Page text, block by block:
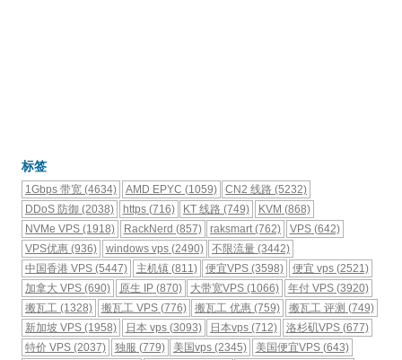
标签
1Gbps 带宽 (4634) AMD EPYC (1059) CN2 线路 (5232)
DDoS 防御 (2038) https(716) KT 线路 (749) KVM (868)
NVMe VPS (1918) RackNerd (857) raksmart(762) VPS(642)
VPS优惠 (936) windows vps(2490) 不限流量 (3442)
中国香港 VPS (5447) 主机镇(811) 便宜VPS (3598) 便宜 vps(2521)
加拿大 VPS (690) 原生 IP(870) 大带宽VPS (1066) 年付 VPS(3920)
搬瓦工 (1328) 搬瓦工 VPS(776) 搬瓦工 优惠 (759) 搬瓦工 评测 (749)
新加坡 VPS (1958) 日本 vps(3093) 日本vps (712) 洛杉矶VPS(677)
特价 VPS (2037) 独服 (779) 美国vps (2345) 美国便宜VPS(643)